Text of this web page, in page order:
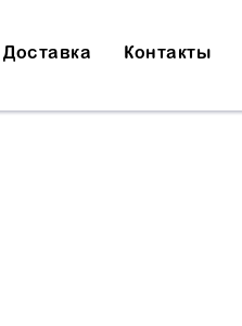
Доставка Контакты